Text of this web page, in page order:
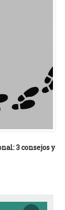
3 consejos y